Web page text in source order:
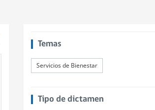
Temas
Servicios de Bienestar
Tipo de dictamen